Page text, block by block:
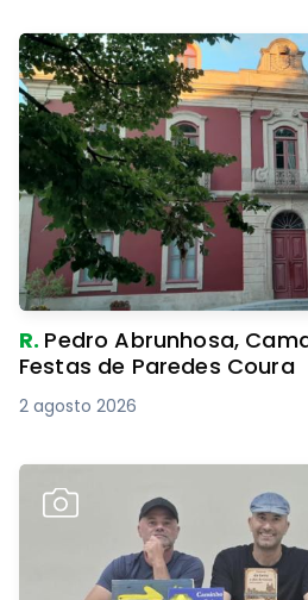
R. Pedro Abrunhosa,
Festas de Paredes Coura
2 agosto 2026